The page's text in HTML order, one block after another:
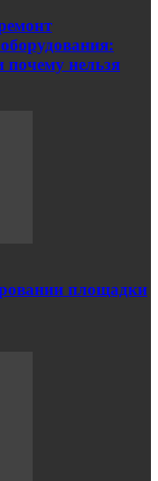
почему нельзя
площадки